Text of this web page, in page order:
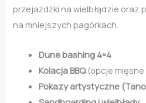
przejażdżki na wielbłądzie oraz
na mniejszych pagórkach.
Dune bashing 4×4
Kolacja BBQ(opcje mięsne
Pokazy artystyczne